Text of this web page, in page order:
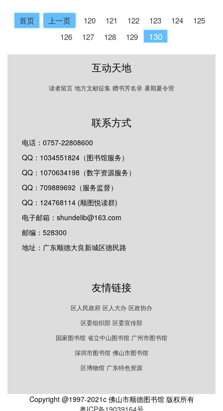
首页 上一页 120 121 122 123 124
125
126
127 128 129 130
互动天地
读者留言 地方文献征集 赠书芳名录 暑期夏令营
联系方式
电话：0757-22808600
QQ：1034551824（图书馆服务）
QQ：1070634198（数字资源服务）
QQ：709889692（服务监督）
QQ：124768114 (顺图悦读群)
电子邮箱：shundelib@163.com
邮编：528300
地址：广东顺德大良新城区德民路
友情链接
区人民政府 区人大办 区政协办
区委组织部 区委宣传部
国家图书馆 省立中山图书馆 广州市图书馆
深圳市图书馆 佛山市图书馆
区博物馆 广东特色资源
Copyright @1997-2021c 佛山市顺德图书馆 版权所有
粤ICP备19039164号